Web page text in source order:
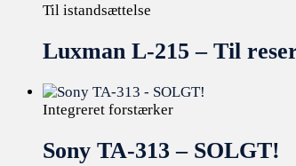
Til istandsættelse
Luxman L-215 – Til
Integreret forstærker
Sony TA-313 – SOLGT!